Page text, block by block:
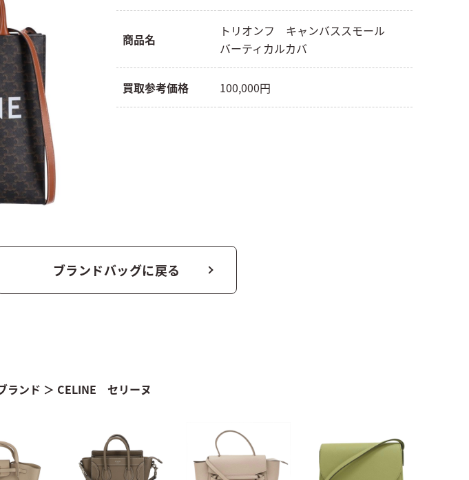
商品名
トリオンフ キャンバススモール
バーティカルカバ
買取参考価格 100,000円
ブランドバッグに戻る
ランド ＞ CELINE セリーヌ